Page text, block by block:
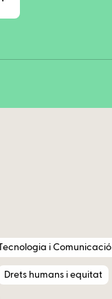
i Comunicació
Drets humans i equitat